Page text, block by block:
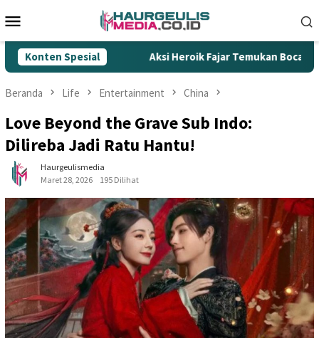
ke
Mobile
Konten Spesial
Ilegal Aksi Heroik Fajar Temukan Bocah
Beranda Life Entertainment China
Love Beyond the Grave Sub Indo:
Dilireba Jadi Ratu Hantu!
Haurgeulismedia
Maret 28, 2026
195 Dilihat